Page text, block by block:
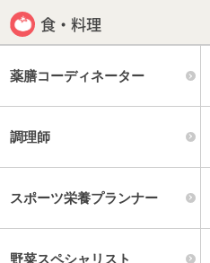
食・料理
薬膳コーディネーター
調理師
スポーツ栄養プランナー
野菜スペシャリスト